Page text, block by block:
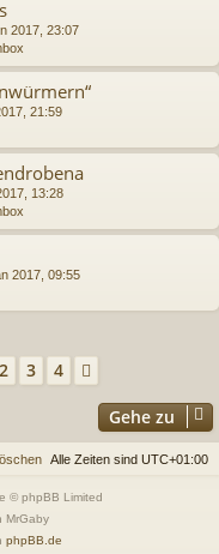
2017, 23:07
21:59
13:28
2017, 09:55
2 3 4
Gehe zu
Alle Zeiten sind UTC+01:00
© phpBB Limited
MrGaby
phpBB.de